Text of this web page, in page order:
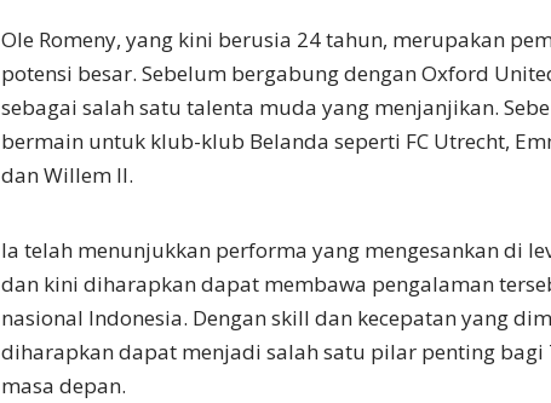
Ole Romeny, yang kini berusia 24 tahun, merupakan
potensi besar. Sebelum bergabung dengan Oxford
sebagai salah satu talenta muda yang menjanjikan.
bermain untuk klub-klub Belanda seperti FC Utrecht,
dan Willem II.
Ia telah menunjukkan performa yang mengesankan di
dan kini diharapkan dapat membawa pengalaman
nasional Indonesia. Dengan skill dan kecepatan yang
diharapkan dapat menjadi salah satu pilar penting bagi
masa depan.